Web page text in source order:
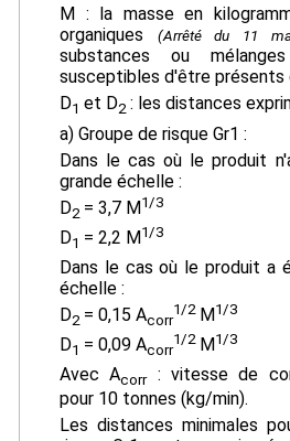
M : la masse en
organiques
(Arrêté du 11
substances ou
susceptibles d'être présents
D1 et D2: les distances
a) Groupe de risque Gr1 :
Dans le cas où le produit
grande échelle :
D2= 3,7 M1/3
D1 = 2,2 M1/3
Dans le cas où le produit a
échelle :
D2= 0,15 Acorr
1/2M1/3
D1 = 0,09 Acorr
1/2M1/3
Avec Acorr: vitesse de
pour 10 tonnes (kg/min).
Les distances minimales